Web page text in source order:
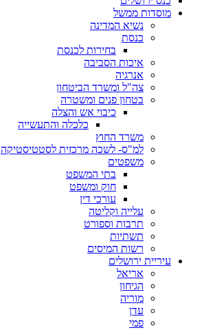
מוסדות ממשל
נשיא המדינה
כנסת
בחירות לכנסת
איכות הסביבה
אנרגיה
צה"ל ומשרד הביטחון
בטחון פנים ומשטרה
כיבוי אש והצלה
כלכלה והתעשייה
משרד החוץ
למ"ס- לשכה מרכזית לסטטיסטיקה
משפטים
בתי המשפט
חוק ומשפט
עורכי דין
עלייה וקליטה
תרבות וספורט
תשתיות
רשות המיסים
עיריית ירושלים
אריאל
הגיחון
מוריה
עדן
פמי